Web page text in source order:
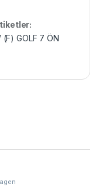
(F) GOLF 7 ÖN